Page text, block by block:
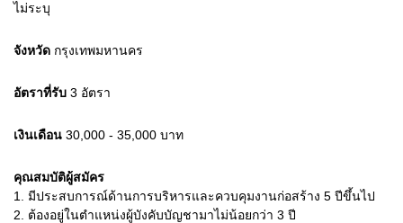
ไม่ระบุ
จังหวัด กรุงเทพมหานคร
อัตราที่รับ 3 อัตรา
เงินเดือน 30,000 - 35,000 บาท
คุณสมบัติผู้สมัคร
1.
มีประสบการณ์ด้านการบริหารและควบคุมงานก่อสร้าง 5 ปีขึ้นไป
2.
ต้องอยู่ในตำแหน่งผู้บังคับบัญชามาไม่น้อยกว่า 3 ปี